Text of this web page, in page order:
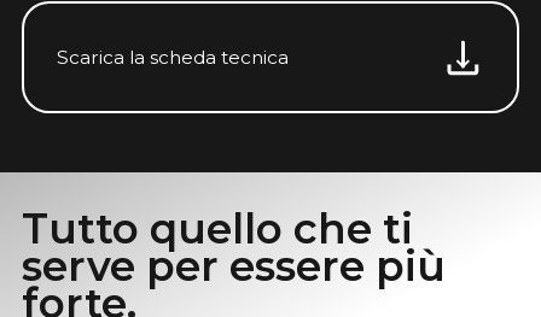
Scarica la scheda tecnica
Tutto quello che ti
serve per essere più
forte.